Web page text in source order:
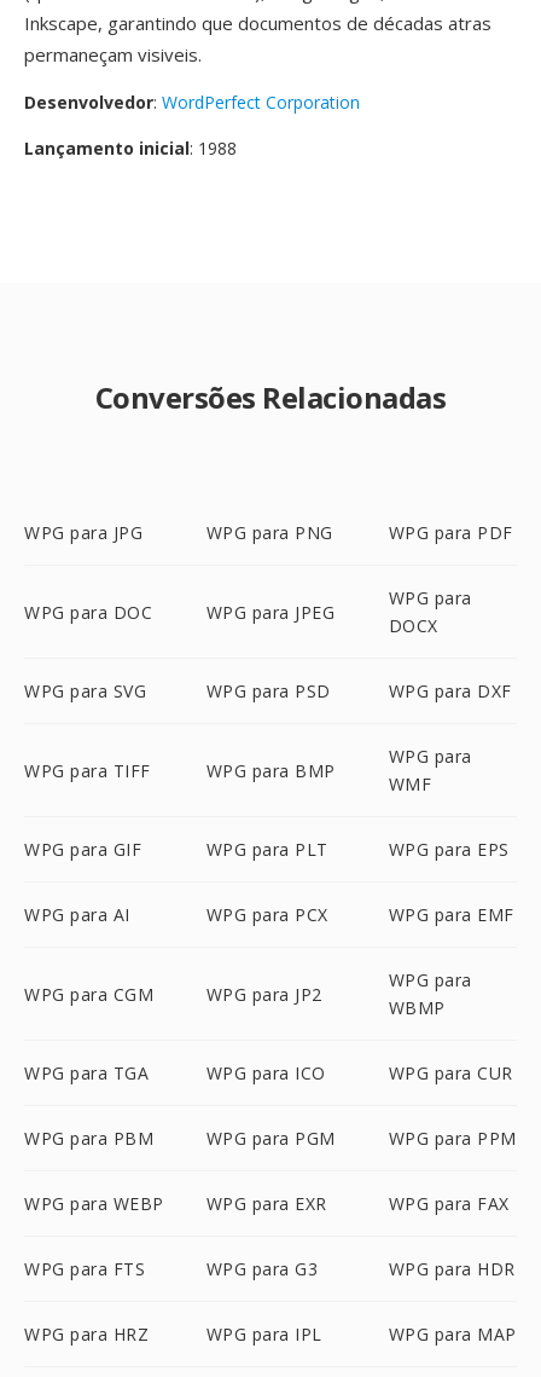
Inkscape, garantindo que documentos de décadas atras
permaneçam visiveis.
Desenvolvedor: WordPerfect Corporation
Lançamento inicial: 1988
Conversões Relacionadas
WPG para JPG WPG para PNG WPG para PDF
WPG para DOC WPG para JPEG
WPG para
DOCX
WPG para SVG WPG para PSD WPG para DXF
WPG para TIFF WPG para BMP
WPG para
WMF
WPG para GIF WPG para PLT WPG para EPS
WPG para AI WPG para PCX WPG para EMF
WPG para CGM WPG para JP2
WPG para
WBMP
WPG para TGA WPG para ICO WPG para CUR
WPG para PBM WPG para PGM WPG para PPM
WPG para WEBP WPG para EXR WPG para FAX
WPG para FTS WPG para G3 WPG para HDR
WPG para HRZ WPG para IPL WPG para MAP